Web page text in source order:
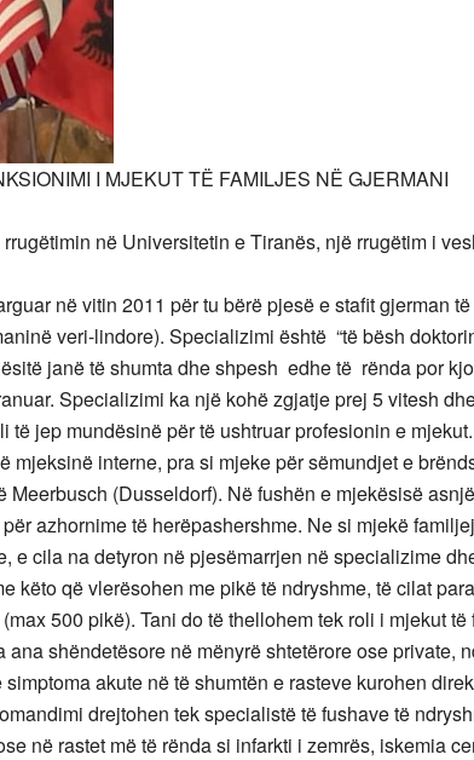
I MJEKUT TË FAMILJES NË GJERMANI
në Universitetin e Tiranës, një rrugëtim i
në vitin 2011 për tu bërë pjesë e stafit gjerman
veri-lindore). Specializimi është “të bësh
janë të shumta dhe shpesh edhe të rënda por
Specializimi ka një kohë zgjatje prej 5 vitesh
të jep mundësinë për të ushtruar profesionin e
mjeksinë interne, pra si mjeke për sëmundjet e
Meerbusch (Dusseldorf). Në fushën e mjekësisë
azhornime të herëpashershme. Ne si mjekë
e cila na detyron në pjesëmarrjen në specializime
këto që vlerësohen me pikë të ndryshme, të cilat
500 pikë). Tani do të thellohem tek roli i mjekut
ana shëndetësore në mënyrë shtetërore ose private,
akute në të shumtën e rasteve kurohen
drejtohen tek specialistë të fushave të
në rastet më të rënda si infarkti i zemrës, iskemia